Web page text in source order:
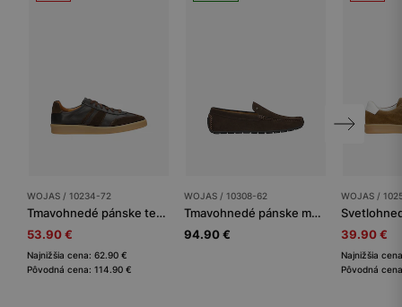
WOJAS / 10234-72
Tmavohnedé pánske tenisky z kombinovanej kože
53.90 €
Najnižšia cena: 62.90 €
Pôvodná cena: 114.90 €
WOJAS / 10308-62
Tmavohnedé pánske mokasíny zo štiepenky
94.90 €
WOJAS /
39.90 €
Najnižšia
Pôvodná